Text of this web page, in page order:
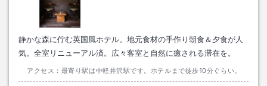
静かな森に佇む英国風ホテル。地元食材の手作り朝食＆夕食が人
気。全室リニューアル済。広々客室と自然に癒される滞在を。
アクセス： 最寄り駅は中軽井沢駅です。ホテルまで徒歩10分ぐらい。